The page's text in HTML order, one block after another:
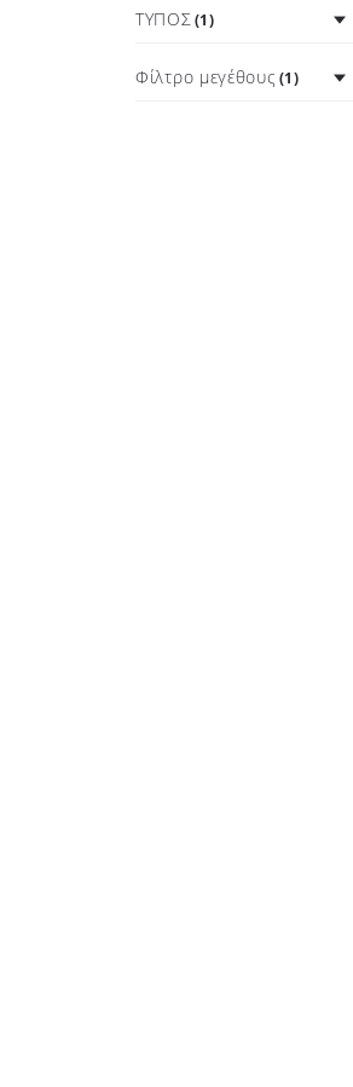
ΤΥΠΟΣ(1)
Φίλτρο μεγέθους (1)